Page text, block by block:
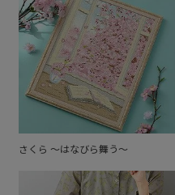
さくら ～はなびら舞う～